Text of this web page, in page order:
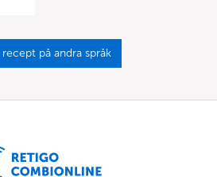
på andra språk